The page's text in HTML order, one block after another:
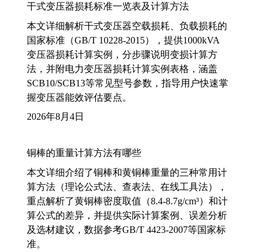
干式变压器损耗标准一览表及计算方法
本文详细解析干式变压器空载损耗、负载损耗的
国家标准（GB/T 10228-2015），提供1000kVA
变压器损耗计算实例，分步骤说明变损计算方
法，并附电力变压器损耗计算实例表格，涵盖
SCB10/SCB13等常见型号参数，指导用户快速掌
握变压器能效评估要点。
2026年8月4日
铜棒的重量计算方法有哪些
本文详细介绍了铜棒和黄铜棒重量的三种常用计
算方法（理论公式法、查表法、在线工具法），
重点解析了黄铜棒密度取值（8.4-8.7g/cm³）和计
算公式的差异，并提供实际计算案例、误差分析
及选材建议，数据参考GB/T 4423-2007等国家标
准。